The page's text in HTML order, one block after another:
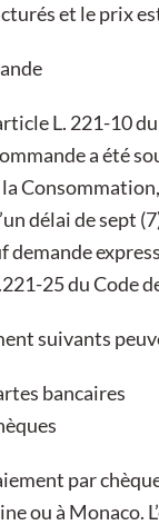
et le prix
L. 221-10
a été
délai de sept
demande
25 du Code
suivants
bancaires
par
ou à Monaco.